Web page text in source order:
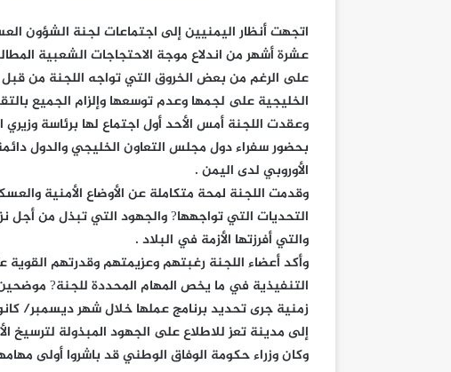
اتجهت أنظار اليمنيين إلى اجتماعات لجنة الشؤون
عشرة أشهر من اندلاع موجة الاحتجاجات الشعبية
على الرغم من بعض الخروق التي تواجه اللجنة من قبل
الخليجية على لجمها وعدم توسعها وإلزام الجميع
وعقدت اللجنة أمس الأحد أول اجتماع لها برئاسة
بحضور سفراء دول مجلس التعاون الخليجي والدول
الأوروبي لدى اليمن .
وقدمت اللجنة لمحة متكاملة عن الأوضاع الأمنية
التحديات التي تواجهها? والجهود التي تبذل من أجل
والتي أفرزتها الأزمة في البلاد .
وأكد أعضاء اللجنة رغبتهم وعزيمتهم وقدرتهم القوية
التنفيذية في ما يخص المهام المحددة للجنة?
زمنية جرى تحديد برنامج عملها خلال شهر ديسمبر/
إلى مدينة تعز للاطلاع على الجهود المبذولة لترسيخ
وكان وزراء حكومة الوفاق الوطني قد باشروا أولى